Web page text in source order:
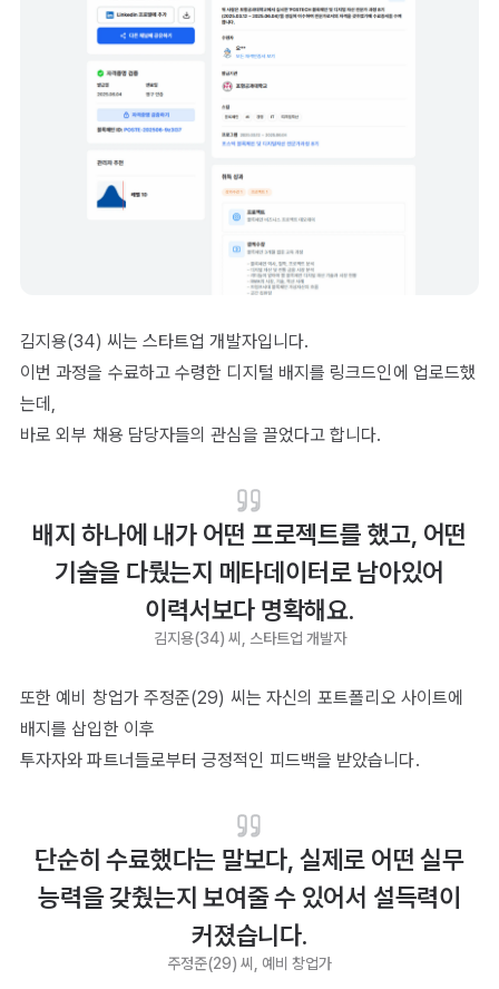
김지용(34) 씨는 스타트업 개발자입니다.
이번 과정을 수료하고 수령한 디지털 배지를 링크드인에 업로드했
는데,
바로 외부 채용 담당자들의 관심을 끌었다고 합니다.
배지 하나에 내가 어떤 프로젝트를 했고, 어떤
기술을 다뤘는지 메타데이터로 남아있어
이력서보다 명확해요.
김지용(34) 씨, 스타트업 개발자
또한 예비 창업가 주정준(29) 씨는 자신의 포트폴리오 사이트에
배지를 삽입한 이후
투자자와 파트너들로부터 긍정적인 피드백을 받았습니다.
단순히 수료했다는 말보다, 실제로 어떤 실무
능력을 갖췄는지 보여줄 수 있어서 설득력이
커졌습니다.
주정준(29) 씨, 예비 창업가